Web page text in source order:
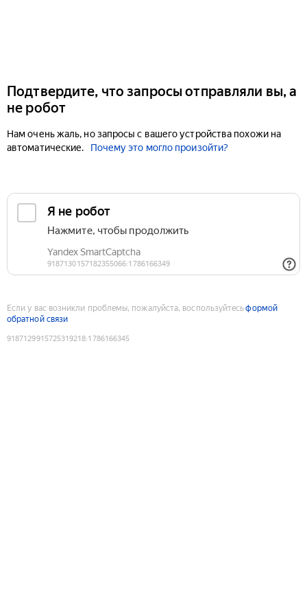
Подтвердите, что запросы отправляли вы, а
не робот
Нам очень жаль, но запросы с вашего устройства похожи на
автоматические.
Почему это могло произойти?
Если у вас возникли проблемы, пожалуйста, воспользуйтесьформой
обратной связи
9187129915725319218:1786166345